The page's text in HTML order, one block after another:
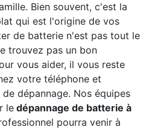
Bien souvent, c'est la
qui est l'origine de vos
de batterie n'est pas tout le
trouvez pas un bon
vous aider, il vous reste
votre téléphone et
dépannage. Nos équipes
ledépannage de batterie à
pourra venir à